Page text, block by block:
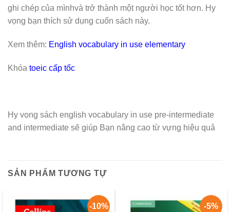
ghi chép của mìnhvà trở thành một người học tốt hơn. Hy
vọng bạn thích sử dụng cuốn sách này.
Xem thêm: English vocabulary in use elementary
Khóa toeic cấp tốc
Hy vọng sách english vocabulary in use pre-intermediate
and intermediate sẽ giúp Bạn nâng cao từ vựng hiệu quả
SẢN PHẨM TƯƠNG TỰ
-10% -5%